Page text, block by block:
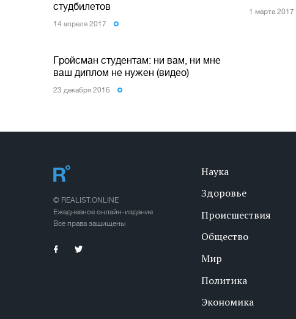
студбилетов
14 апреля 2017
1 марта 2017
Гройсман студентам: ни вам, ни мне
ваш диплом не нужен (видео)
23 декабря 2016
© REALIST.ONLINE
Ежедневное онлайн-издание
Все права защищены
Наука
Здоровье
Происшествия
Общество
Мир
Политика
Экономика